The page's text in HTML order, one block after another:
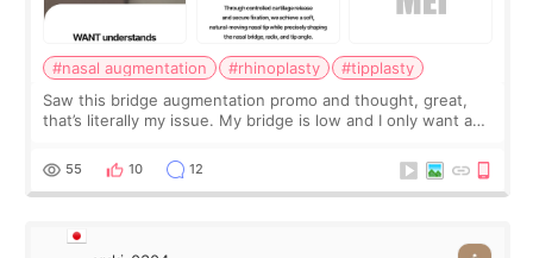
#nasal augmentation #rhinoplasty
#tipplasty
Saw this bridge augmentation promo and thought, great,
that’s literally my issue. My bridge is low and I only want a
I started looking a
55 10 12